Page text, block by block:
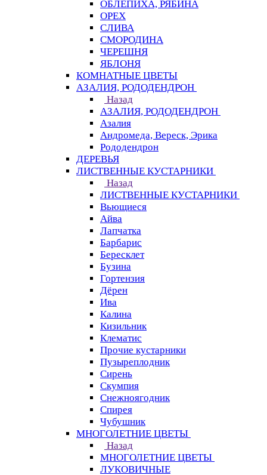
ОБЛЕПИХА, РЯБИНА
ОРЕХ
СЛИВА
СМОРОДИНА
ЧЕРЕШНЯ
ЯБЛОНЯ
КОМНАТНЫЕ ЦВЕТЫ
АЗАЛИЯ, РОДОДЕНДРОН
Назад
АЗАЛИЯ, РОДОДЕНДРОН
Азалия
Андромеда, Вереск, Эрика
Рододендрон
ДЕРЕВЬЯ
ЛИСТВЕННЫЕ КУСТАРНИКИ
Назад
ЛИСТВЕННЫЕ КУСТАРНИКИ
Вьющиеся
Айва
Лапчатка
Барбарис
Бересклет
Бузина
Гортензия
Дёрен
Ива
Калина
Кизильник
Клематис
Прочие кустарники
Пузыреплодник
Сирень
Скумпия
Снежноягодник
Спирея
Чубушник
МНОГОЛЕТНИЕ ЦВЕТЫ
Назад
МНОГОЛЕТНИЕ ЦВЕТЫ
ЛУКОВИЧНЫЕ